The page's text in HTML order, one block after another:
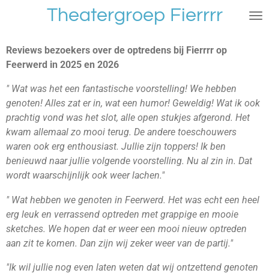
de
hoofdinhoud
Theatergroep Fierrrr
Reviews bezoekers over de optredens bij Fierrrr op
Feerwerd in 2025 en 2026
" Wat was het een fantastische voorstelling! We hebben
genoten! Alles zat er in, wat een humor! Geweldig! Wat ik ook
prachtig vond was het slot, alle open stukjes afgerond. Het
kwam allemaal zo mooi terug. De andere toeschouwers
waren ook erg enthousiast. Jullie zijn toppers! Ik ben
benieuwd naar jullie volgende voorstelling. Nu al zin in. Dat
wordt waarschijnlijk ook weer lachen."
" Wat hebben we genoten in Feerwerd. Het was echt een heel
erg leuk en verrassend optreden met grappige en mooie
sketches. We hopen dat er weer een mooi nieuw optreden
aan zit te komen. Dan zijn wij zeker weer van de partij."
"Ik wil jullie nog even laten weten dat wij ontzettend genoten